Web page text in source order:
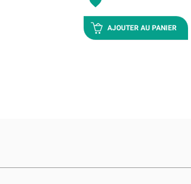
AJOUTER AU PANIER